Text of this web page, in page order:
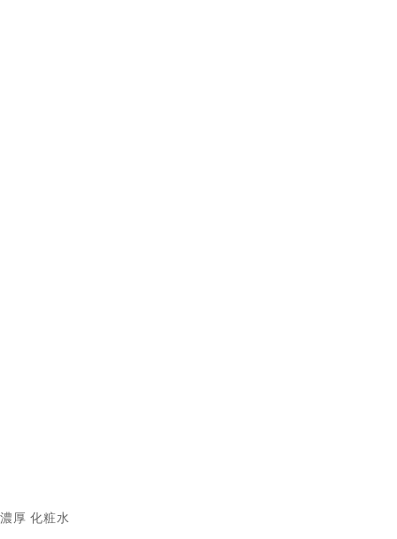
濃厚 化粧水